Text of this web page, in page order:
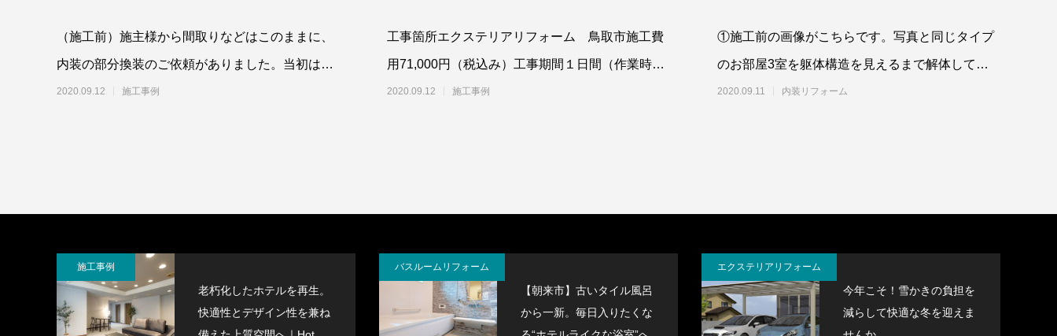
（施工前）施主様から間取りなどはこのままに、
内装の部分換装のご依頼がありました。当初は、
特に部屋に不満はないので、
2020.09.12 施工事例
工事箇所エクステリアリフォーム 鳥取市施工費
用71,000円（税込み）工事期間１日間（作業時
間：6.5時間）採用機器郵便ポストPanaso
2020.09.12 施工事例
①施工前の画像がこちらです。写真と同じタイプ
のお部屋3室を躯体構造を見えるまで解体して、
柱事や水道管など隠れて見えない部分
2020.09.11 内装リフォーム
施工事例
老朽化したホテルを再生。
快適性とデザイン性を兼ね
バスルームリフォーム
【朝来市】古いタイル風呂
から一新。毎日入りたくな
エクステリアリフォーム
今年こそ！雪かきの負担を
減らして快適な冬を迎えま